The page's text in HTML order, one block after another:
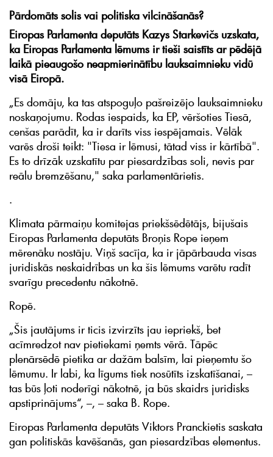
Pārdomāts solis vai politiska vilcināšanās?
Eiropas Parlamenta deputāts Kazys Starkevičs uzskata,
ka Eiropas Parlamenta lēmums ir tieši saistīts ar pēdējā
laikā pieaugošo neapmierinātību lauksaimnieku vidū
visā Eiropā.
„Es domāju, ka tas atspoguļo pašreizējo lauksaimnieku
noskaņojumu. Rodas iespaids, ka EP, vēršoties Tiesā,
cenšas parādīt, ka ir darīts viss iespējamais. Vēlāk
varēs droši teikt: "Tiesa ir lēmusi, tātad viss ir kārtībā".
Es to drīzāk uzskatītu par piesardzības soli, nevis par
reālu bremzēšanu," saka parlamentārietis.
.
Klimata pārmaiņu komitejas priekšsēdētājs, bijušais
Eiropas Parlamenta deputāts Broņis Rope ieņem
mērenāku nostāju. Viņš sacīja, ka ir jāpārbauda visas
juridiskās neskaidrības un ka šis lēmums varētu radīt
svarīgu precedentu nākotnē.
Ropē.
„Šis jautājums ir ticis izvirzīts jau iepriekš, bet
acīmredzot nav pietiekami ņemts vērā. Tāpēc
plenārsēdē pietika ar dažām balsīm, lai pieņemtu šo
lēmumu. Ir labi, ka līgums tiek nosūtīts izskatīšanai, –
tas būs ļoti noderīgi nākotnē, ja būs skaidrs juridisks
apstiprinājums“, –, – saka B. Rope.
Eiropas Parlamenta deputāts Viktors Pranckietis saskata
gan politiskās kavēšanās, gan piesardzības elementus.